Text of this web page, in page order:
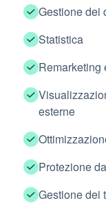
Gestione dei
Statistica
Remarketing
esterne
Protezione
Gestione dei